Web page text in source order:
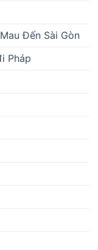
Đến Sài Gòn
Pháp